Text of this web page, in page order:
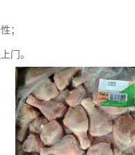
；
门。